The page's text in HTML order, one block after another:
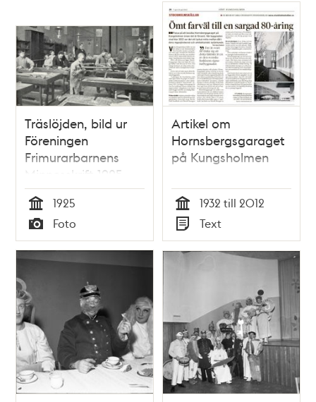
Träslöjden, bild ur
Föreningen
Frimurarbarnens
Minnesskrift 1925.
Tid
1925
Typ
Foto
Artikel om
Hornsbergsgaraget
på Kungsholmen
Tid
1932 till 2012
Typ
Text